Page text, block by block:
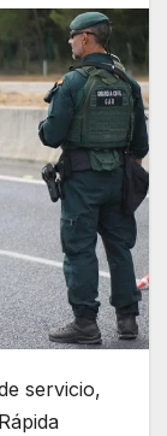
servicio,